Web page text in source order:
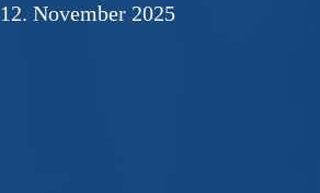
12. November 2025